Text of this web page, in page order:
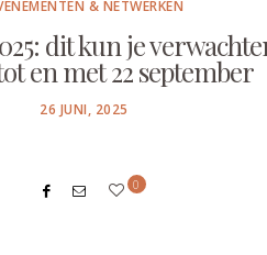
& NETWERKEN
dit kun je
en met 22 september
POSTED
26 JUNI, 2025
0